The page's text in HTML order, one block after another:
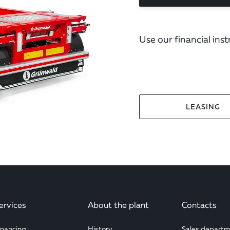
Use our financial
LEASING
About the plant Contacts